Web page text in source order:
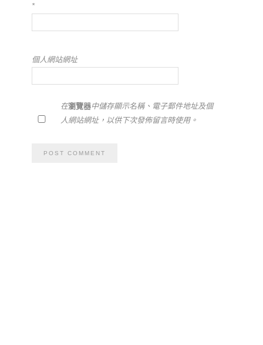
*
個人網站網址
在瀏覽器中儲存顯示名稱、電子郵件地址及個
人網站網址，以供下次發佈留言時使用。